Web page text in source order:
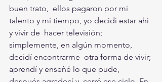
buen trato,  ellos pagaron por mi
talento y mi tiempo, yo decidí estar ahí
y vivir de  hacer televisión;
simplemente, en algún momento,
decidí encontrarme  otra forma de vivir;
aprendí y enseñé lo que pude,